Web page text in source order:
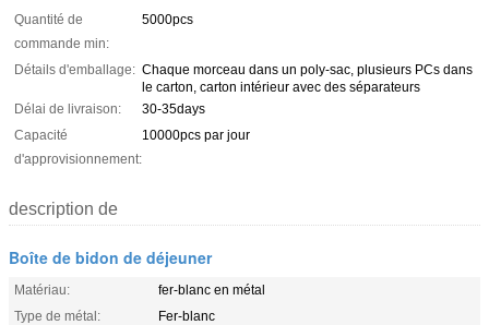
Quantité de
commande min:
5000pcs
Détails d'emballage: Chaque morceau dans un poly-sac, plusieurs PCs dans
le carton, carton intérieur avec des séparateurs
Délai de livraison:
30-35days
Capacité
d'approvisionnement:
10000pcs par jour
description de
Boîte de bidon de déjeuner
Matériau:
fer-blanc en métal
Type de métal:
Fer-blanc